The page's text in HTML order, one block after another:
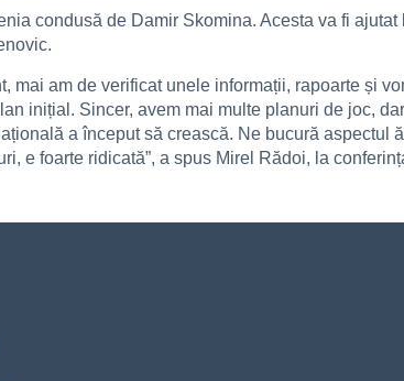
condusă de Damir Skomina. Acesta va fi
mai am de verificat unele informații, rapoarte și
inițial. Sincer, avem mai multe planuri de joc,
a început să crească. Ne bucură aspectul
e foarte ridicată”, a spus Mirel Rădoi, la